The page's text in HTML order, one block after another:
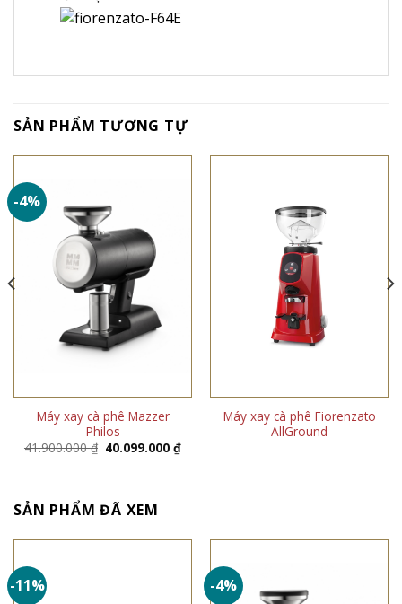
SẢN PHẨM TƯƠNG TỰ
-4%
Máy xay cà phê Mazzer
Philos
41.900.000₫ Giá
40.099.000₫Giá
Máy xay cà phê Fiorenzato
AllGround
SẢN PHẨM ĐÃ XEM
-11% -4%